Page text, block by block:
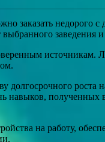
недорого с
выбранного заведения
источникам.
долгосрочного
навыков,
на работу,